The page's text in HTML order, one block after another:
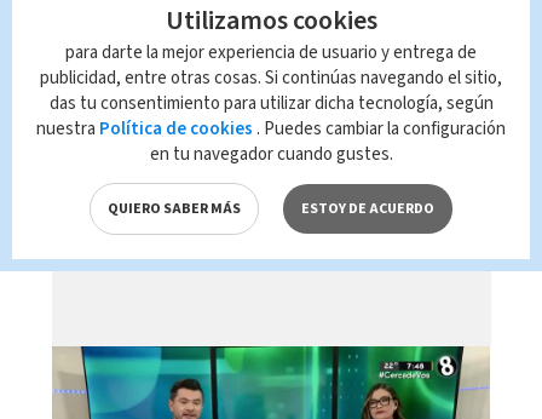
Noticias Telediario Estelar, 05
de agosto 2026
Utilizamos cookies
para darte la mejor experiencia de usuario y entrega de
publicidad, entre otras cosas. Si continúas navegando el sitio,
das tu consentimiento para utilizar dicha tecnología, según
nuestra Política de cookies . Puedes cambiar la configuración
en tu navegador cuando gustes.
QUIERO SABER MÁS ESTOY DE ACUERDO